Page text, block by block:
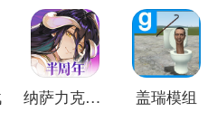
纳萨力克之王 盖瑞模组